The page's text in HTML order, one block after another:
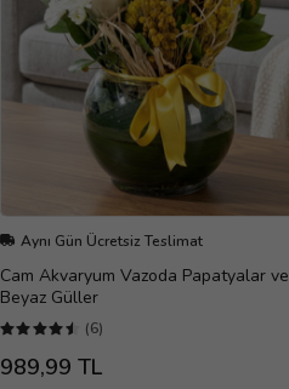
Aynı Gün Ücretsiz Teslimat
Cam Akvaryum Vazoda Papatyalar ve
Beyaz Güller
(6)
989,99 TL